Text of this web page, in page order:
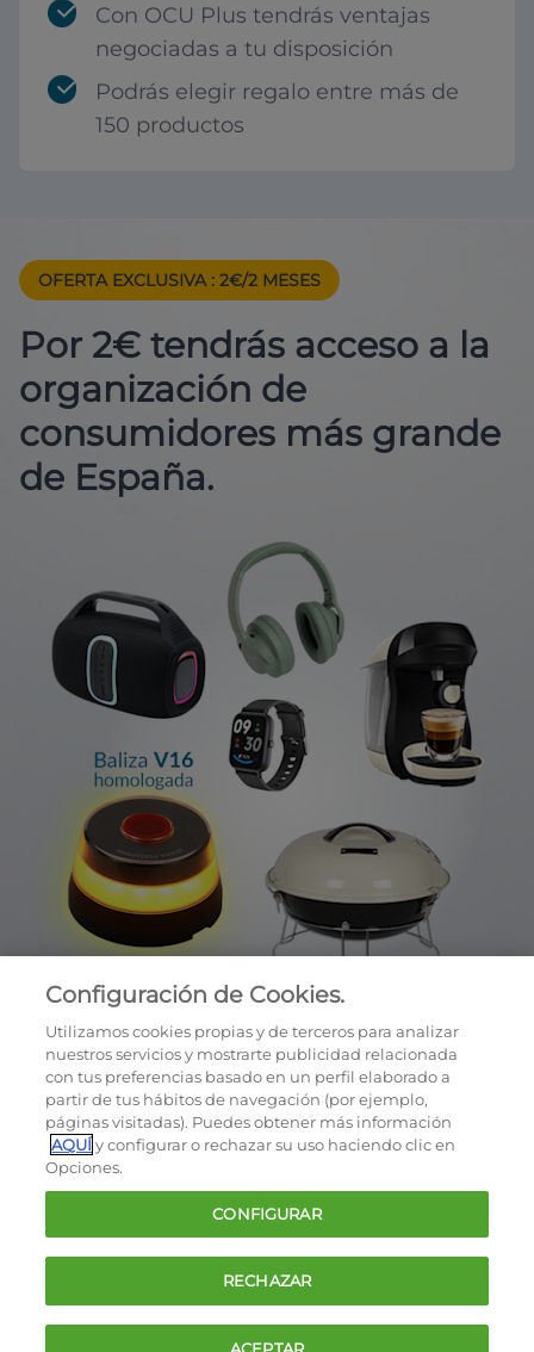
Con OCU Plus tendrás ventajas
negociadas a tu disposición
Podrás elegir regalo entre más de
150 productos
OFERTA EXCLUSIVA : 2€/2 MESES
Por 2€ tendrás acceso a la
organización de
consumidores más grande
de España.
Cookies
Política de privacidad
Términos y condiciones de la oferta
Contacto
FAQ
Configuración de Cookies.
Utilizamos cookies propias y de terceros para analizar
nuestros servicios y mostrarte publicidad relacionada
con tus preferencias basado en un perfil elaborado a
partir de tus hábitos de navegación (por ejemplo,
páginas visitadas). Puedes obtener más información
AQUÍy configurar o rechazar su uso haciendo clic en
Opciones.
CONFIGURAR
RECHAZAR